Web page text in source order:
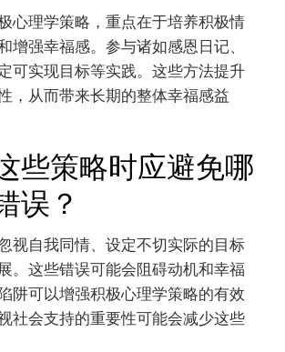
心理学策略，重点在于培养积极情
增强幸福感。参与诸如感恩日记、
可实现目标等实践。这些方法提升
，从而带来长期的整体幸福感益
些策略时应避免哪
误？
视自我同情、设定不切实际的目标
。这些错误可能会阻碍动机和幸福
阱可以增强积极心理学策略的有效
社会支持的重要性可能会减少这些